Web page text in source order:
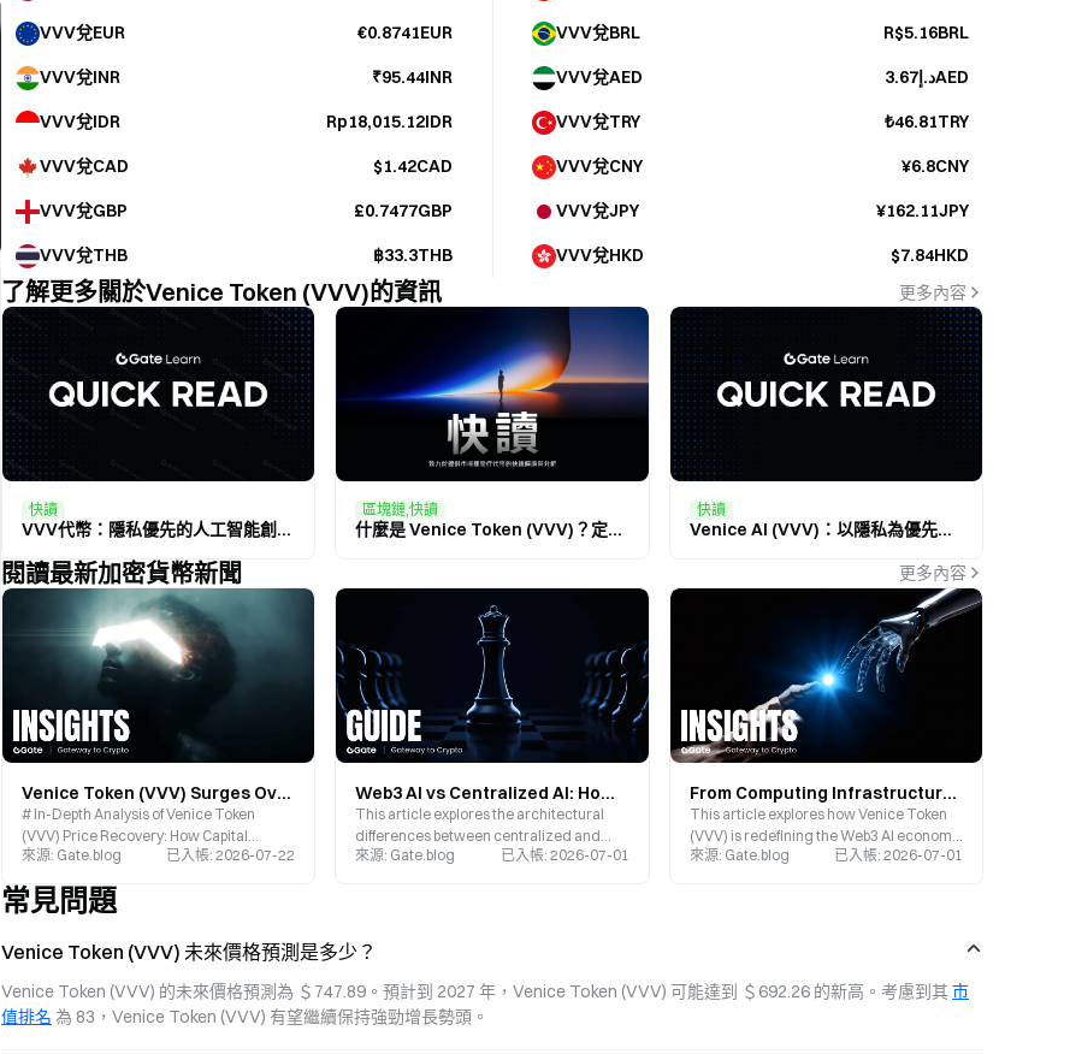
VVV兌EUR €0.8741EUR
VVV兌INR ₹95.44INR
VVV兌IDR Rp18,015.12IDR
VVV兌CAD $1.42CAD
VVV兌GBP £0.7477GBP
VVV兌THB ฿33.3THB
VVV兌BRL R$5.16BRL
VVV兌AED د.إ3.67AED
VVV兌TRY ₺46.81TRY
VVV兌CNY ¥6.8CNY
VVV兌JPY ¥162.11JPY
VVV兌HKD $7.84HKD
了解更多關於Venice Token (VVV)的資訊 更多內容
快讀
VVV代幣：隱私優先的人工智能創新之門
區塊鏈,快讀
什麼是 Venice Token (VVV)？定義、核心機制及應用全面解析
快讀
Venice AI (VVV)：以隱私為優先的去中心化人工智慧平台
閱讀最新加密貨幣新聞 更多內容
Venice Token (VVV) Surges Over 16% in a Week: In-Depth Analysis of AI Narrative, Deflationary Mechanism, and Technical Breakthroughs
# In-Depth Analysis of Venice Token
(VVV) Price Recovery: How Capital
Rotation in the AI Sector, Venice AI’s
Technical Breakouts Together Drive Its
來源: Gate.blog 已入帳:2026-07-22
Web3 AI vs Centralized AI: How Venice Token (VVV) Challenges the OpenAI Platform Paradigm
This article explores the architectural
differences between centralized and
decentralized AI, comparing the Venice
content rights, while analyzing the real-
Web3 AI applications.
來源: Gate.blog 已入帳: 2026-07-01
From Computing Infrastructure to Application-Layer Value Capture: Venice Token and the Paradigm Shift in the Web3 AI Economy
This article explores how Venice Token
(VVV) is redefining the Web3 AI economy
and the logic of content assetization
來源: Gate.blog 已入帳: 2026-07-01
常見問題
Venice Token (VVV) 未來價格預測是多少？
Venice Token (VVV) 的未來價格預測為 ＄747.89。預計到 2027 年，Venice Token (VVV) 可能達到 ＄692.26 的新高。考慮到其 市
值排名 為 83，Venice Token (VVV) 有望繼續保持強勁增長勢頭。